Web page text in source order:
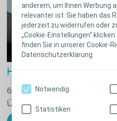
anderem, um Ihnen Werbung
relevanter ist. Sie haben das
jederzeit zu widerrufen oder
„Cookie-Einstellungen“
finden Sie in unserer Cookie-
Datenschutzerklärung.
Notwendig
Statistiken
Haben Sie Probleme
6 Fragen in 2 Minuten
Überblick zu verschaffen.